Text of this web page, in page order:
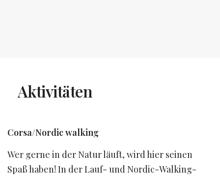
Aktivitäten
Corsa/Nordic walking
Wer gerne in der Natur läuft, wird hier seinen
Spaß haben! In der Lauf- und Nordic-Walking-